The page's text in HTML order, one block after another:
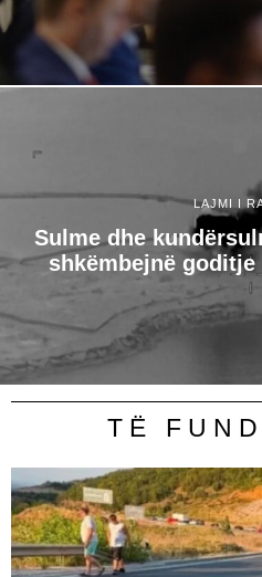
LAJMI I
Sulme dhe
shkëmbejnë
TË